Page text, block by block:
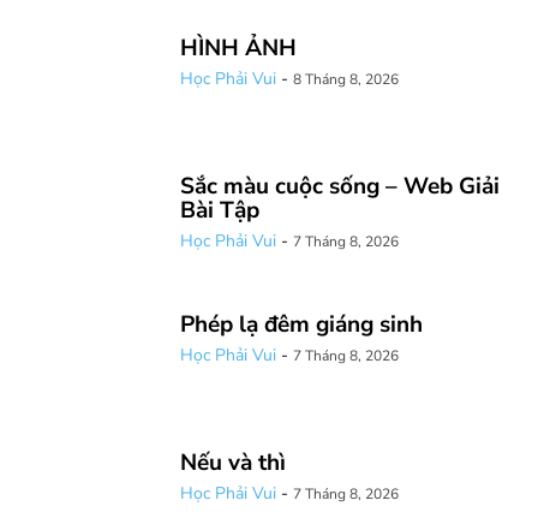
HÌNH ẢNH
Học Phải Vui - 8 Tháng 8, 2026
Sắc màu cuộc sống – Web Giải
Bài Tập
Học Phải Vui - 7 Tháng 8, 2026
Phép lạ đêm giáng sinh
Học Phải Vui - 7 Tháng 8, 2026
Nếu và thì
Học Phải Vui - 7 Tháng 8, 2026